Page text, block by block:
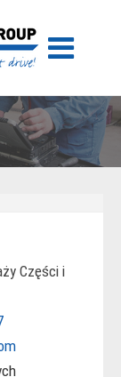
Części i